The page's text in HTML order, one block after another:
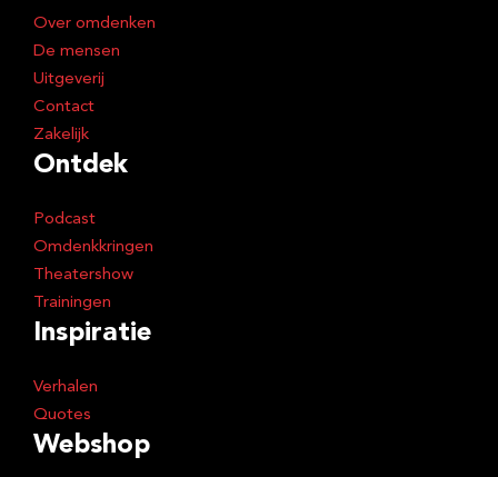
Over omdenken
De mensen
Uitgeverij
Contact
Zakelijk
Ontdek
Podcast
Omdenkkringen
Theatershow
Trainingen
Inspiratie
Verhalen
Quotes
Webshop